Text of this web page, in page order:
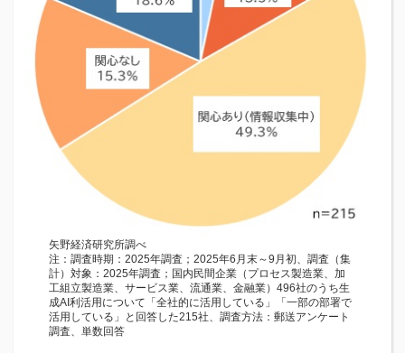
矢野経済研究所調べ
注：調査時期：2025年調査；2025年6月末～9月初、調査（集
計）対象：2025年調査；国内民間企業（プロセス製造業、加
工組立製造業、サービス業、流通業、金融業）496社のうち生
成AI利活用について「全社的に活用している」「一部の部署で
活用している」と回答した215社、調査方法：郵送アンケート
調査、単数回答